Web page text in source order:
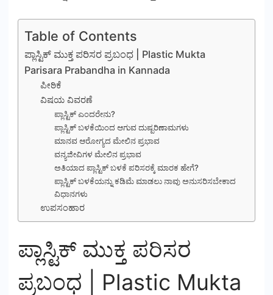
Table of Contents
ಪ್ಲಾಸ್ಟಿಕ್ ಮುಕ್ತ ಪರಿಸರ ಪ್ರಬಂಧ | Plastic Mukta
Parisara Prabandha in Kannada
ಪೀಠಿಕೆ
ವಿಷಯ ವಿವರಣೆ
ಪ್ಲಾಸ್ಟಿಕ್ ಎಂದರೇನು?
ಪ್ಲಾಸ್ಟಿಕ್ ಬಳಕೆಯಿಂದ ಆಗುವ ದುಷ್ಪರಿಣಾಮಗಳು
ಮಾನವ ಆರೋಗ್ಯದ ಮೇಲಿನ ಪ್ರಭಾವ
ವನ್ಯಜೀವಿಗಳ ಮೇಲಿನ ಪ್ರಭಾವ
ಅತಿಯಾದ ಪ್ಲಾಸ್ಟಿಕ್ ಬಳಕೆ ಪರಿಸರಕ್ಕೆ ಮಾರಕ ಹೇಗೆ?
ಪ್ಲಾಸ್ಟಿಕ್ ಬಳಕೆಯನ್ನು ಕಡಿಮೆ ಮಾಡಲು ನಾವು ಅನುಸರಿಸಬೇಕಾದ
ವಿಧಾನಗಳು
ಉಪಸಂಹಾರ
ಪ್ಲಾಸ್ಟಿಕ್ ಮುಕ್ತ ಪರಿಸರ
ಪ್ರಬಂಧ | Plastic Mukta